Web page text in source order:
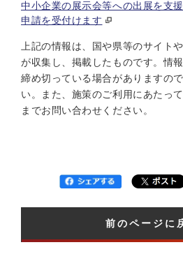
中小企業の展示会等への出展を支
申請を受付けます
上記の情報は、国や県等のサイト
が収集し、掲載したものです。情
締め切っている場合がありますの
い。また、施策のご利用にあたっ
までお問い合わせください。
前のページに